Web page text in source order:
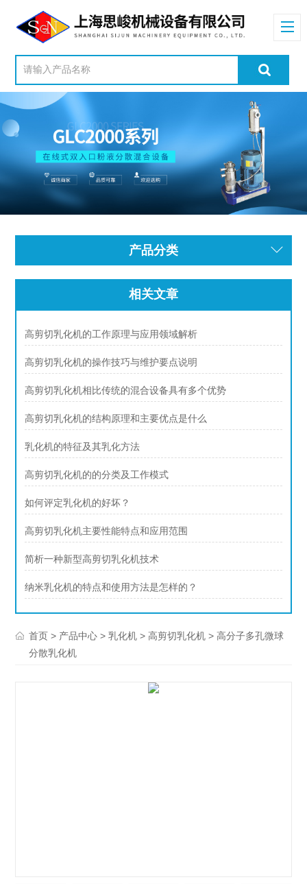
产品分类
相关文章
高剪切乳化机的工作原理与应用领域解析
高剪切乳化机的操作技巧与维护要点说明
高剪切乳化机相比传统的混合设备具有多个优势
高剪切乳化机的结构原理和主要优点是什么
乳化机的特征及其乳化方法
高剪切乳化机的的分类及工作模式
如何评定乳化机的好坏？
高剪切乳化机主要性能特点和应用范围
简析一种新型高剪切乳化机技术
纳米乳化机的特点和使用方法是怎样的？
首页 > 产品中心 >乳化机 >高剪切乳化机 > 高分子多孔微球
分散乳化机